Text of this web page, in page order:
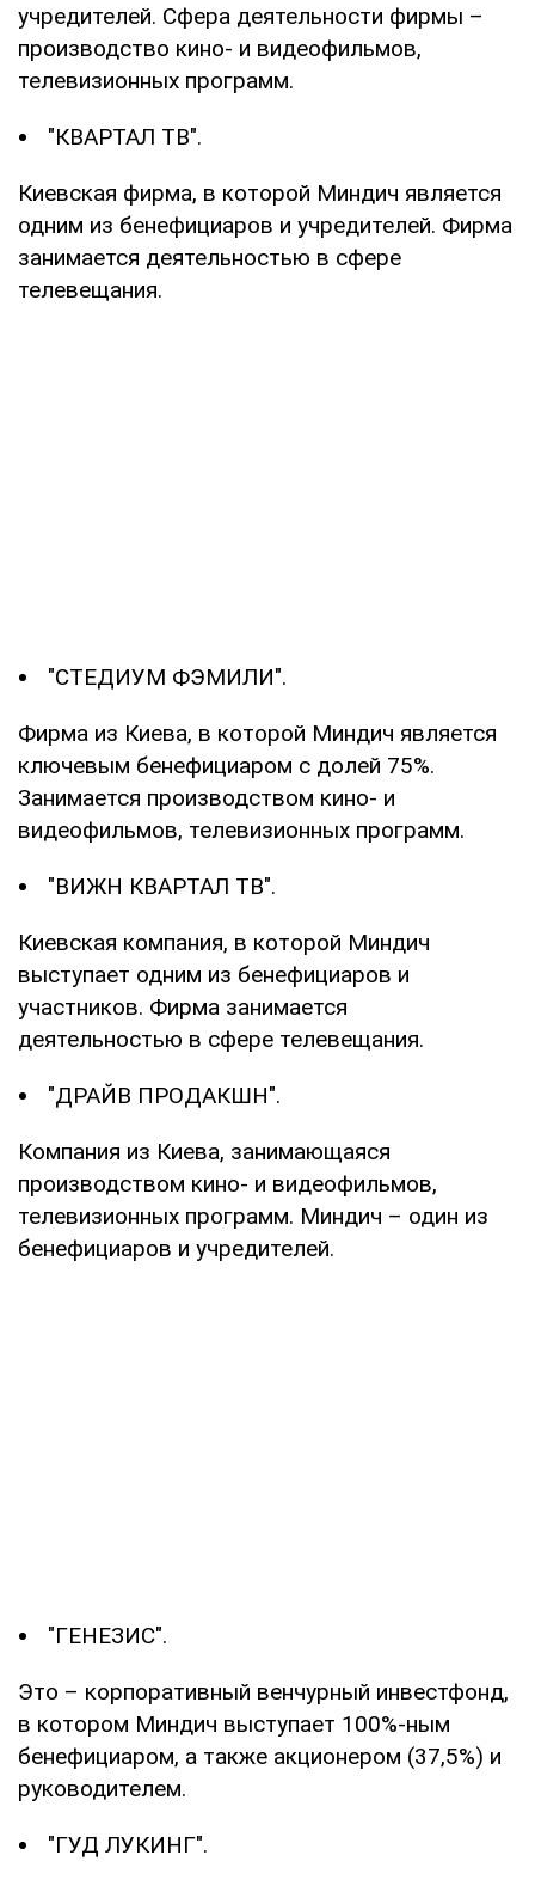
учредителей. Сфера деятельности фирмы –
производство кино- и видеофильмов,
телевизионных программ.
"КВАРТАЛ ТВ".
Киевская фирма, в которой Миндич является
одним из бенефициаров и учредителей. Фирма
занимается деятельностью в сфере
телевещания.
"СТЕДИУМ ФЭМИЛИ".
Фирма из Киева, в которой Миндич является
ключевым бенефициаром с долей 75%.
Занимается производством кино- и
видеофильмов, телевизионных программ.
"ВИЖН КВАРТАЛ ТВ".
Киевская компания, в которой Миндич
выступает одним из бенефициаров и
участников. Фирма занимается
деятельностью в сфере телевещания.
"ДРАЙВ ПРОДАКШН".
Компания из Киева, занимающаяся
производством кино- и видеофильмов,
телевизионных программ. Миндич – один из
бенефициаров и учредителей.
"ГЕНЕЗИС".
Это – корпоративный венчурный инвестфонд,
в котором Миндич выступает 100%-ным
бенефициаром, а также акционером (37,5%) и
руководителем.
"ГУД ЛУКИНГ".